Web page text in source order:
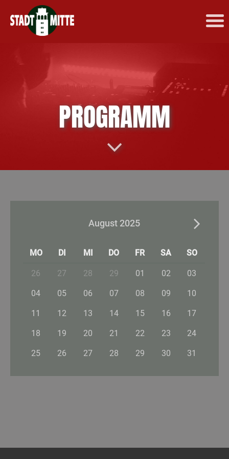
PROGRAMM
August 2025
MO DI MI DO FR SA SO
26 27 28 29 01 02 03
04 05 06 07 08 09 10
11 12 13 14 15 16 17
18 19 20 21 22 23 24
25 26 27 28 29 30 31